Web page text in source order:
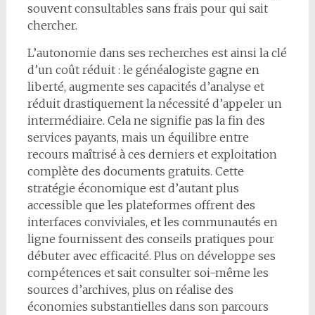
souvent consultables sans frais pour qui sait
chercher.
L’autonomie dans ses recherches est ainsi la clé
d’un coût réduit : le généalogiste gagne en
liberté, augmente ses capacités d’analyse et
réduit drastiquement la nécessité d’appeler un
intermédiaire. Cela ne signifie pas la fin des
services payants, mais un équilibre entre
recours maîtrisé à ces derniers et exploitation
complète des documents gratuits. Cette
stratégie économique est d’autant plus
accessible que les plateformes offrent des
interfaces conviviales, et les communautés en
ligne fournissent des conseils pratiques pour
débuter avec efficacité. Plus on développe ses
compétences et sait consulter soi-même les
sources d’archives, plus on réalise des
économies substantielles dans son parcours